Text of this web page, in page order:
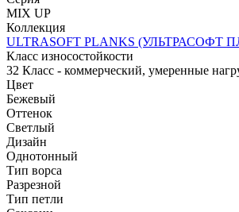
MIX UP
Коллекция
ULTRASOFT PLANKS (УЛЬТРАСОФТ
Класс износостойкости
32 Класс - коммерческий, умеренные
Цвет
Бежевый
Оттенок
Светлый
Дизайн
Однотонный
Тип ворса
Разрезной
Тип петли